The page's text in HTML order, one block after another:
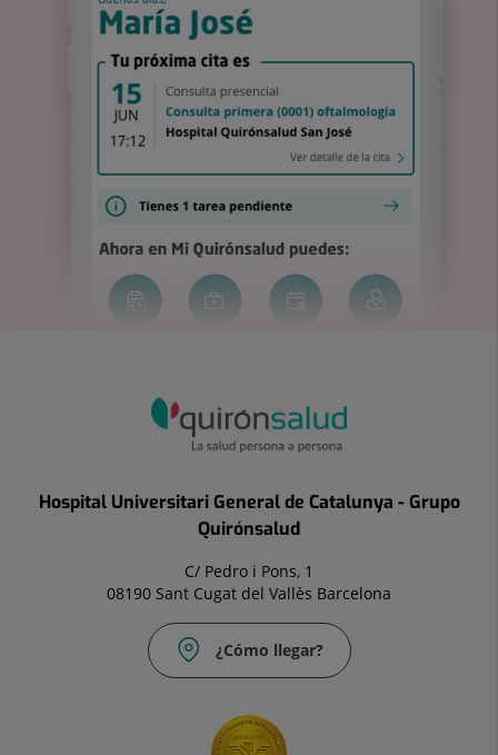
Hospital Universitari General de Catalunya - Grupo
Quirónsalud
C/ Pedro i Pons, 1
08190 Sant Cugat del Vallès Barcelona
¿Cómo llegar?